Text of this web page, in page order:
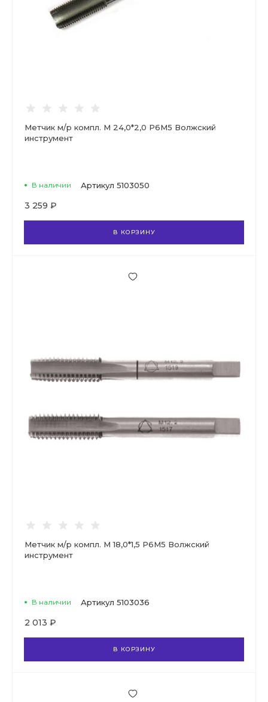
Метчик м/р компл. М 24,0*2,0 Р6М5 Волжский
инструмент
В наличии Артикул 5103050
3 259 ₽
В КОРЗИНУ
Метчик м/р компл. М 18,0*1,5 Р6М5 Волжский
инструмент
В наличии Артикул 5103036
2 013 ₽
В КОРЗИНУ